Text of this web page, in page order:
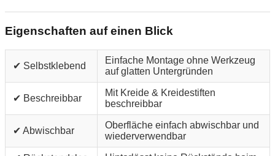
Eigenschaften auf einen Blick
✔ Selbstklebend
Einfache Montage ohne Werkzeug
auf glatten Untergründen
✔ Beschreibbar
Mit Kreide & Kreidestiften
beschreibbar
✔ Abwischbar
Oberfläche einfach abwischbar und
wiederverwendbar